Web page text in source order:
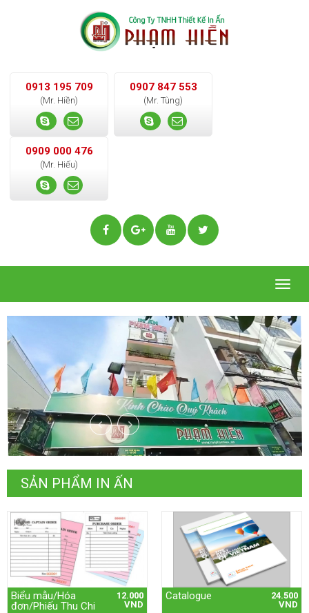
0913 195 709
(Mr. Hiền)
0907 847 553
(Mr. Tùng)
0909 000 476
(Mr. Hiếu)
SẢN PHẨM IN ẤN
Biểu mẫu/Hóa
đơn/Phiếu Thu Chi
12.000
VND
Catalogue
24.500
VND